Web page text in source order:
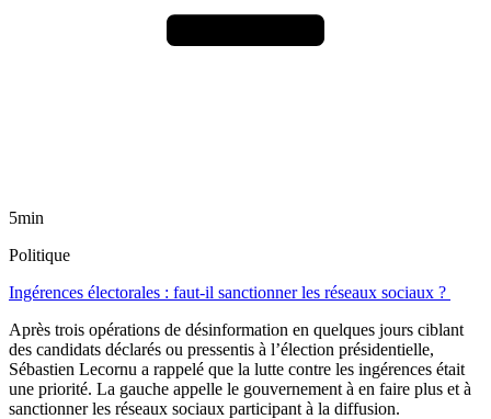
5min
Politique
Ingérences électorales : faut-il sanctionner les réseaux sociaux ?
Après trois opérations de désinformation en quelques jours ciblant
des candidats déclarés ou pressentis à l’élection présidentielle,
Sébastien Lecornu a rappelé que la lutte contre les ingérences était
une priorité. La gauche appelle le gouvernement à en faire plus et à
sanctionner les réseaux sociaux participant à la diffusion.